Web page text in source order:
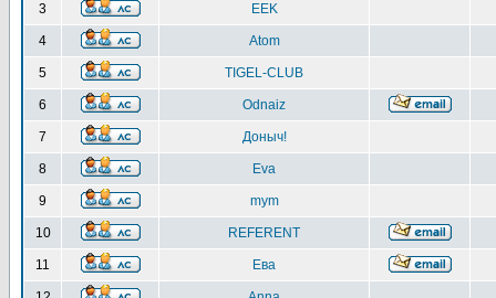
3 EEK
4 Atom
5 TIGEL-CLUB
6 Odnaiz
7 Доныч!
8 Eva
9 mym
10 REFERENT
11 Ева